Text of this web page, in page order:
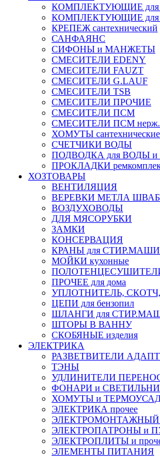
КОМПЛЕКТУЮЩИЕ
КОМПЛЕКТУЮЩИЕ для
КРЕПЕЖ сантехнический
САНФАЯНС
СИФОНЫ и МАНЖЕТЫ
СМЕСИТЕЛИ EDENY
СМЕСИТЕЛИ FAUZT
СМЕСИТЕЛИ G.LAUF
СМЕСИТЕЛИ TSB
СМЕСИТЕЛИ ПРОЧИЕ
СМЕСИТЕЛИ ПСМ
СМЕСИТЕЛИ ПСМ
ХОМУТЫ сантехнические
СЧЕТЧИКИ ВОДЫ
ПОДВОДКА для ВОДЫ и
ПРОКЛАДКИ
ХОЗТОВАРЫ
ВЕНТИЛЯЦИЯ
ВЕРЕВКИ МЕТЛА
ВОЗДУХОВОДЫ
ДЛЯ МЯСОРУБКИ
ЗАМКИ
КОНСЕРВАЦИЯ
КРАНЫ для
МОЙКИ кухонные
ПРОЧЕЕ для дома
УПЛОТНИТЕЛЬ,
ЦЕПИ для бензопил
ШЛАНГИ для
ШТОРЫ В ВАННУ
СКОБЯНЫЕ изделия
ЭЛЕКТРИКА
РАЗВЕТВИТЕЛИ
ТЭНЫ
УДЛИНИТЕЛИ
ФОНАРИ и
ХОМУТЫ и
ЭЛЕКТРИКА прочее
ЭЛЕКТРОМОНТАЖНЫЙ
ЭЛЕКТРОПАТРОНЫ и
ЭЛЕКТРОПЛИТЫ и
ЭЛЕМЕНТЫ ПИТАНИЯ